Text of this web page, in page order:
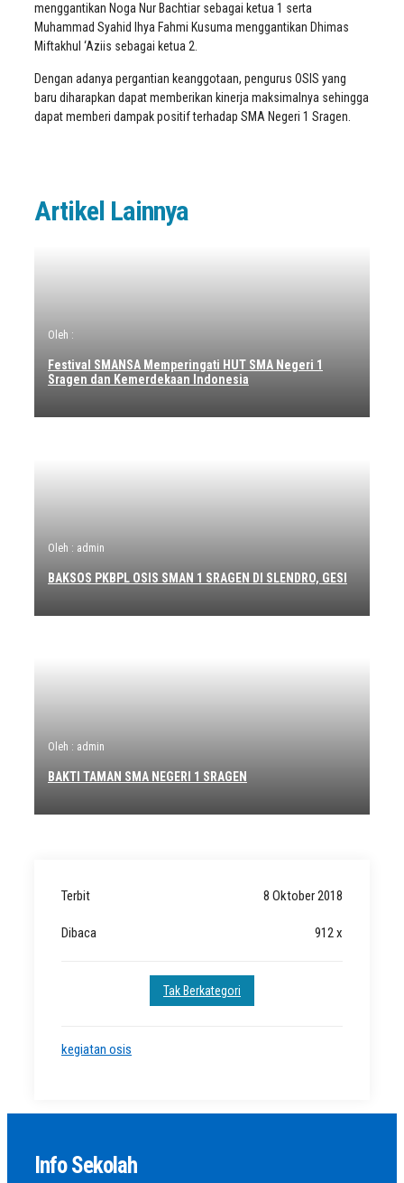
menggantikan Noga Nur Bachtiar sebagai ketua 1 serta
Muhammad Syahid Ihya Fahmi Kusuma menggantikan Dhimas
Miftakhul ‘Aziis sebagai ketua 2.
Dengan adanya pergantian keanggotaan, pengurus OSIS yang
baru diharapkan dapat memberikan kinerja maksimalnya sehingga
dapat memberi dampak positif terhadap SMA Negeri 1 Sragen.
Artikel Lainnya
Oleh :
Festival SMANSA Memperingati HUT SMA Negeri 1
Sragen dan Kemerdekaan Indonesia
Oleh : admin
BAKSOS PKBPL OSIS SMAN 1 SRAGEN DI SLENDRO, GESI
Oleh : admin
BAKTI TAMAN SMA NEGERI 1 SRAGEN
Terbit 8 Oktober 2018
Dibaca 912 x
Tak Berkategori
kegiatan osis
Info Sekolah